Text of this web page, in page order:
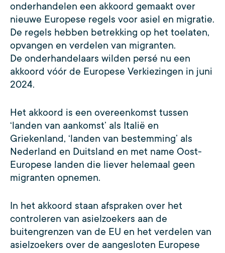
onderhandelen een akkoord gemaakt over
nieuwe Europese regels voor asiel en migratie.
De regels hebben betrekking op het toelaten,
opvangen en verdelen van migranten.
De onderhandelaars wilden persé nu een
akkoord vóór de Europese Verkiezingen in juni
2024.
Het akkoord is een overeenkomst tussen
‘landen van aankomst’ als Italië en
Griekenland, ‘landen van bestemming’ als
Nederland en Duitsland en met name Oost-
Europese landen die liever helemaal geen
migranten opnemen.
In het akkoord staan afspraken over het
controleren van asielzoekers aan de
buitengrenzen van de EU en het verdelen van
asielzoekers over de aangesloten Europese